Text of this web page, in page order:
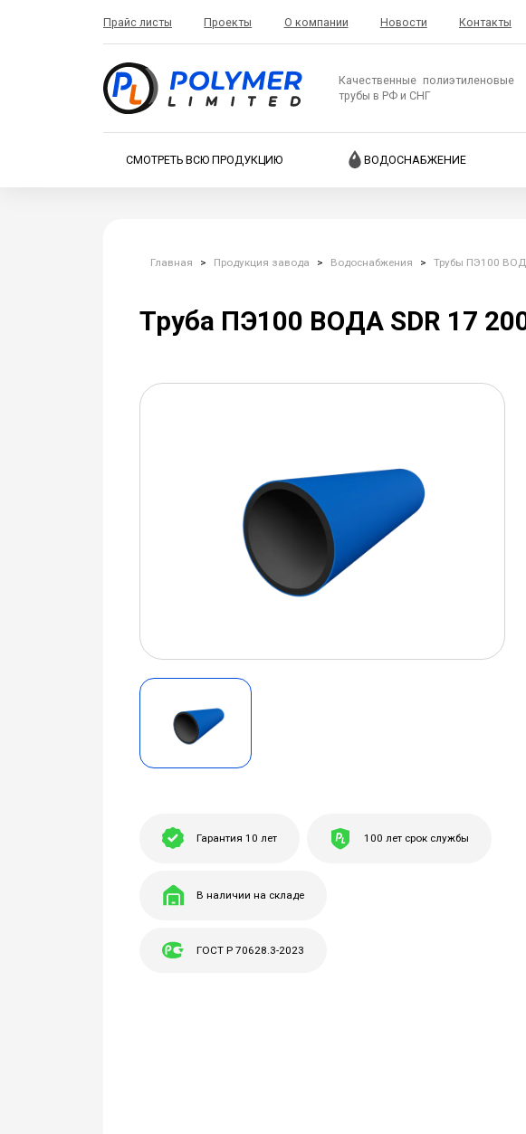
Прайс листы Проекты О компании Новости Контакты
Качественные полиэтиленовые
трубы в РФ и СНГ
СМОТРЕТЬ ВСЮ ПРОДУКЦИЮ ВОДОСНАБЖЕНИЕ
Главная > Продукция завода > Водоснабжения > Трубы ПЭ100
Труба ПЭ100 ВОДА SDR 17
Гарантия 10 лет 100 лет срок службы
В наличии на складе
ГОСТ Р 70628.3-2023